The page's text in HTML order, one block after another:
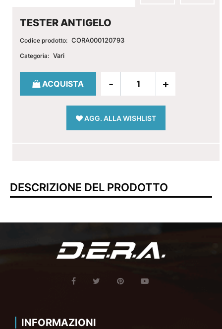
TESTER ANTIGELO
Codice prodotto: CORA000120793
Categoria: Vari
Quantità
ACQUISTA
AGG. ALLA WISHLIST
DESCRIZIONE DEL PRODOTTO
INFORMAZIONI